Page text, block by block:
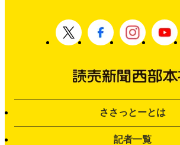
ささっとーとは
記者一覧